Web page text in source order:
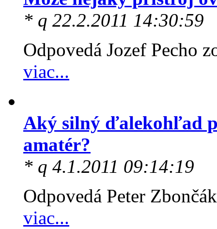
* q 22.2.2011 14:30:59
Odpovedá Jozef Pecho
viac...
Aký silný ďalekohľad
amatér?
* q 4.1.2011 09:14:19
Odpovedá Peter
viac...